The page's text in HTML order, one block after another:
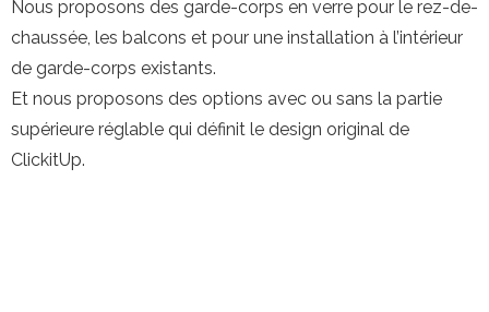
Nous proposons des garde-corps en verre pour le rez-de-
chaussée, les balcons et pour une installation à l’intérieur
de garde-corps existants.
Et nous proposons des options avec ou sans la partie
supérieure réglable qui définit le design original de
ClickitUp.